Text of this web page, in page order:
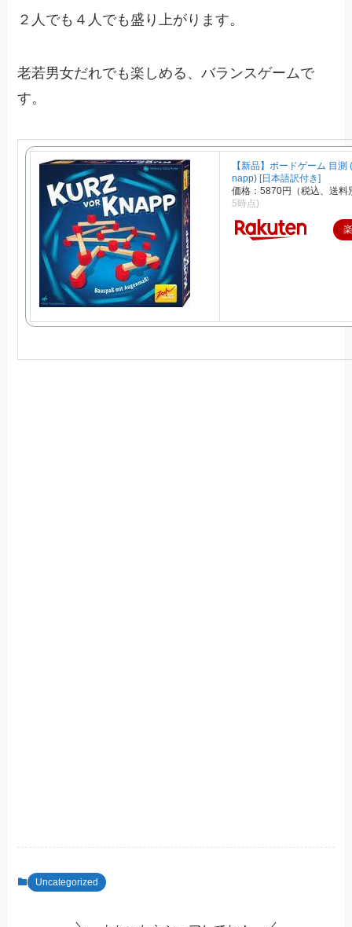
２人でも４人でも盛り上がります。
老若男女だれでも楽しめる、バランスゲームで
す。
【新品】ボードゲーム 目測
napp) [日本語訳付き]
価格：5870円（税込、送
5時点)
Uncategorized